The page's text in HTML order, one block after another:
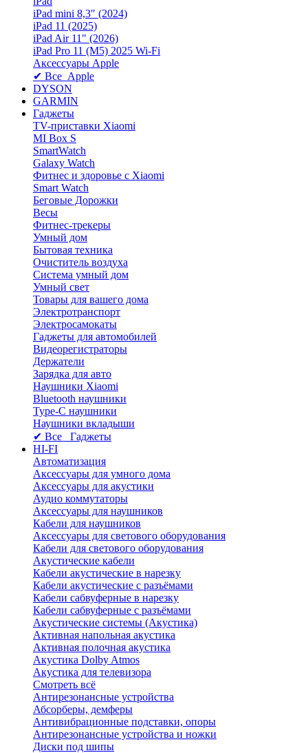
iPad mini 8,3″ (2024)
iPad 11 (2025)
iPad Air 11" (2026)
iPad Pro 11 (M5) 2025 Wi-Fi
Аксессуары Apple
✔ Все Apple
DYSON
GARMIN
Гаджеты
TV-приставки Xiaomi
MI Box S
SmartWatch
Galaxy Watch
Фитнес и здоровье с Xiaomi
Smart Watch
Беговые Дорожки
Весы
Фитнес-трекеры
Умный дом
Бытовая техника
Очиститель воздуха
Система умный дом
Умный свет
Товары для вашего дома
Электротранспорт
Электросамокаты
Гаджеты для автомобилей
Видеорегистраторы
Держатели
Зарядка для авто
Наушники Xiaomi
Bluetooth наушники
Type-C наушники
Наушники вкладыши
✔ Все Гаджеты
HI-FI
Автоматизация
Аксессуары для умного дома
Аксессуары для акустики
Аудио коммутаторы
Аксессуары для наушников
Кабели для наушников
Аксессуары для светового оборудования
Кабели для светового оборудования
Акустические кабели
Кабели акустические в нарезку
Кабели акустические с разъёмами
Кабели сабвуферные в нарезку
Кабели сабвуферные с разъёмами
Акустические системы (Акустика)
Активная напольная акустика
Активная полочная акустика
Акустика Dolby Atmos
Акустика для телевизора
Смотреть всё
Антирезонансные устройства
Абсорберы, демферы
Антивибрационные подставки, опоры
Антирезонансные устройства и ножки
Диски под шипы